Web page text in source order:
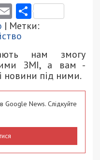
Email
| Метки:
нам змогу
ЗМІ, а вам -
новини під ними.
Google News. Слідкуйте